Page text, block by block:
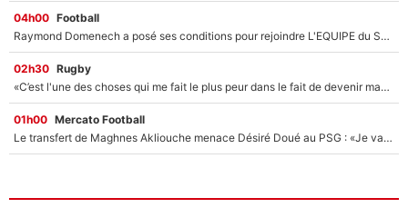
04h00 Football
Raymond Domenech a posé ses conditions pour rejoindre L'EQUIPE du Soir : Il refuse de faire l'émission avec un autre chroniqueur !
02h30 Rugby
«C’est l'une des choses qui me fait le plus peur dans le fait de devenir maman» : En couple avec Antoine Dupont, Iris Mittenaere s'inquiète déjà pour ses futurs enfants !
01h00 Mercato Football
Le transfert de Maghnes Akliouche menace Désiré Doué au PSG : «Je valide à 200%»